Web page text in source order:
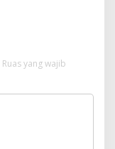
Ruas yang wajib